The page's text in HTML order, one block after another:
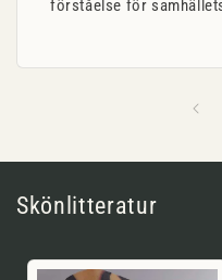
förståelse för
Skönlitteratur